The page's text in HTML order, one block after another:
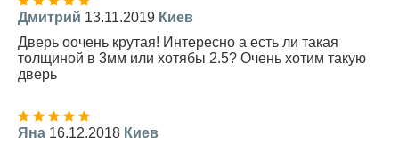
Дмитрий 13.11.2019 Киев
Дверь оочень крутая! Интересно а есть ли такая
толщиной в 3мм или хотябы 2.5? Очень хотим такую
дверь
Яна 16.12.2018 Киев